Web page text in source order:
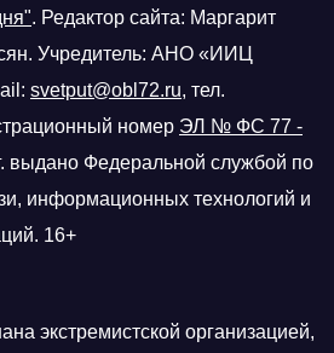
. Редактор сайта: Маргарит
Учредитель: АНО «ИИЦ
svetput@obl72.ru, тел.
номер ЭЛ № ФС 77 -
выдано Федеральной службой по
информационных технологий и
16+
экстремистской организацией,